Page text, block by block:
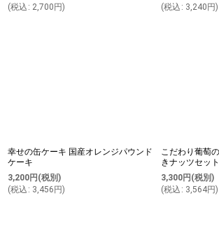
(税込 : 2,700 円)
(税込 : 3,240 円)
幸せの缶ケーキ 国産オレンジパウンド
ケーキ
3,200円 (税別)
(税込 : 3,456 円)
こだわり葡萄
きナッツセット
3,300円 (税別)
(税込 : 3,564円)